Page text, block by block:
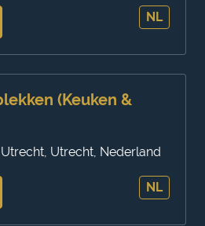
NL
(Keuken &
Utrecht Utrecht Nederland
NL